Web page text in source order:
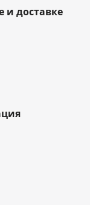
доставке